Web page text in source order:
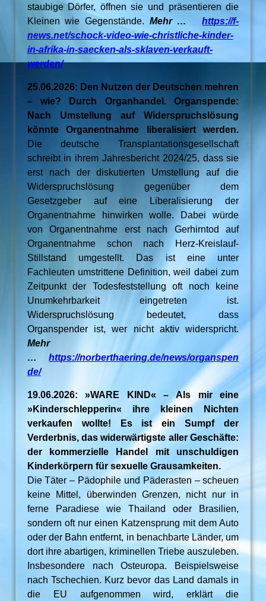
staubige Dörfer, öffnen sie und präsentieren die
Kleinen wie Gegenstände. Mehr …https://f-
news.net/schock-video-wie-christliche-kinder-
in-afrika-in-saecken-als-sklaven-verkauft-
werden/
25.06.2026: Den Nutzen der Deutschen mehren
– wie? Durch Organhandel. Organspende:
Nach Umstellung auf Widerspruchslösung
könnte Organentnahme liberalisiert werden.
Die deutsche Transplantationsgesellschaft
schreibt in ihrem Jahresbericht 2024/25, dass sie
erst nach der diskutierten Umstellung auf die
Widerspruchslösung gegenüber dem
Gesetzgeber auf eine Liberalisierung der
Organentnahme hinwirken wolle. Dabei würde
von Organentnahme erst nach Gerhirntod auf
Organentnahme schon nach Herz-Kreislauf-
Stillstand umgestellt. Das ist eine unter
Fachleuten umstrittene Definition, weil dabei zum
Zeitpunkt der Todesfeststellung oft noch keine
Unumkehrbarkeit eingetreten ist.
Widerspruchslösung bedeutet, dass
Organspender ist, wer nicht aktiv widerspricht.
Mehr
…https://norberthaering.de/news/organspen
de/
19.06.2026: »WARE KIND« – Als mir eine
»Kinderschlepperin« ihre kleinen Nichten
verkaufen wollte! Es ist ein Sumpf der
Verderbnis, das widerwärtigste aller Geschäfte:
der kommerzielle Handel mit unschuldigen
Kinderkörpern für sexuelle Grausamkeiten.
Die Täter – Pädophile und Päderasten – scheuen
keine Mittel, überwinden Grenzen, nicht nur in
ferne Paradiese wie Thailand oder Brasilien,
sondern oft nur einen Katzensprung mit dem Auto
oder der Bahn entfernt, in benachbarte Länder, um
dort ihre abartigen, kriminellen Triebe auszuleben.
Insbesondere nach Osteuropa. Beispielsweise
nach Tschechien. Kurz bevor das Land damals in
die EU aufgenommen wird, erklärt die